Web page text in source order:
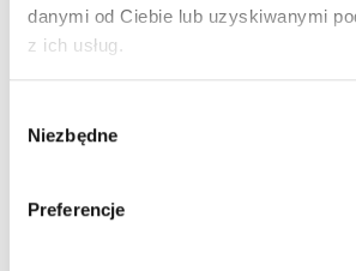
danymi od Ciebie lub uzyskiwanymi
z ich usług.
zgody
Niezbędne
Preferencje
Nazwa firmy:
Numer telefonu:
Województwo: